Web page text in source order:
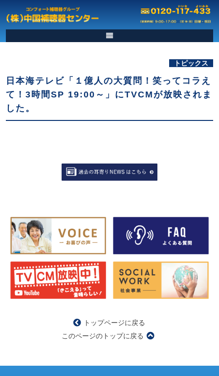
トピックス
日本海テレビ「１億人の大質問！笑ってコラえ
て！3時間SP 19:00～」にTVCMが放映されま
した。
トップページに戻る
このページのトップに戻る